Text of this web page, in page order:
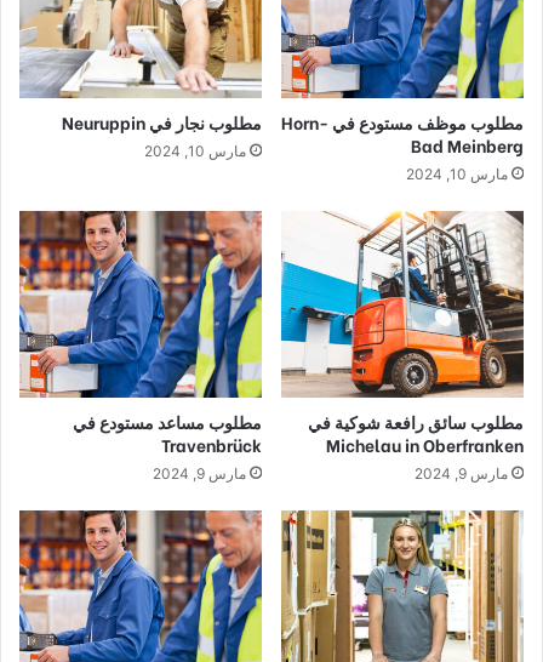
مطلوب موظف مستودع في Horn-
Bad Meinberg
مارس 10, 2024
مطلوب نجار في Neuruppin
مارس 10, 2024
مطلوب سائق رافعة شوكية في
Michelau in Oberfranken
مارس 9, 2024
مطلوب مساعد مستودع في
Travenbrück
مارس 9, 2024